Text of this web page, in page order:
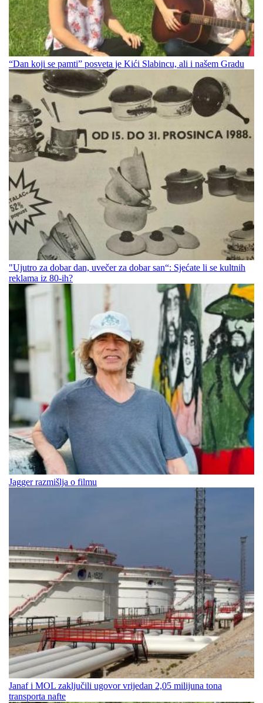
“Dan koji se pamti” posveta je Kići Slabincu, ali i našem Gradu
"Ujutro za dobar dan, uvečer za dobar san“: Sjećate li se kultnih
reklama iz 80-ih?
Jagger razmišlja o filmu
Janaf i MOL zaključili ugovor vrijedan 2,05 milijuna tona
transporta nafte